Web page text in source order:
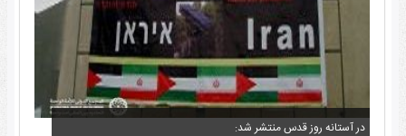
در آستانه روز قدس منتشر شد: